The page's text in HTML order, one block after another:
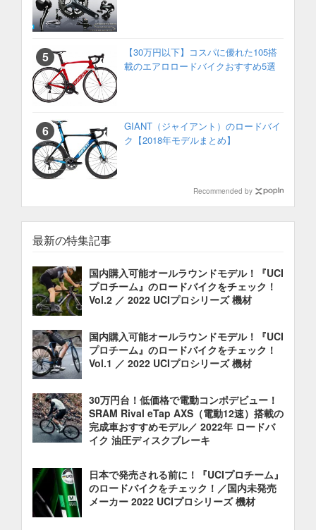
【30万円以下】コスパに優れた105搭
載のエアロロードバイクおすすめ5選
GIANT（ジャイアント）のロードバイ
ク【2018年モデルまとめ】
Recommended by
最新の特集記事
国内購入可能オールラウンドモデル！『UCI
プロチーム』のロードバイクをチェック！
Vol.2 ／ 2022 UCIプロシリーズ 機材
国内購入可能オールラウンドモデル！『UCI
プロチーム』のロードバイクをチェック！
Vol.1 ／ 2022 UCIプロシリーズ 機材
30万円台！低価格で電動コンポデビュー！
SRAM Rival eTap AXS（電動12速）搭載の
完成車おすすめモデル／ 2022年 ロードバ
イク 油圧ディスクブレーキ
日本で発売される前に！『UCIプロチーム』
のロードバイクをチェック！／国内未発売
メーカー 2022 UCIプロシリーズ 機材